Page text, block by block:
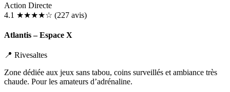
Action Directe
4.1 ★★★★☆ (227 avis)
Atlantis – Espace X
📍 Rivesaltes
Zone dédiée aux jeux sans tabou, coins surveillés et ambiance très
chaude. Pour les amateurs d’adrénaline.